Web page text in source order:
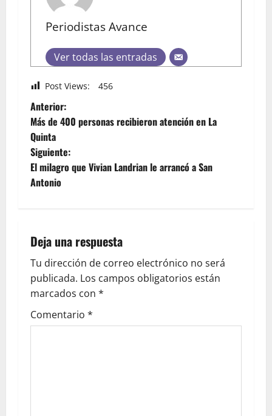
Periodistas Avance
Ver todas las entradas
Post Views: 456
Anterior:
Más de 400 personas recibieron atención en La
Quinta
Siguiente:
El milagro que Vivian Landrian le arrancó a San
Antonio
Deja una respuesta
Tu dirección de correo electrónico no será
publicada. Los campos obligatorios están
marcados con *
Comentario *